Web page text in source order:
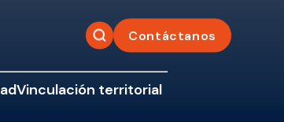
Contáctanos
Vinculación territorial